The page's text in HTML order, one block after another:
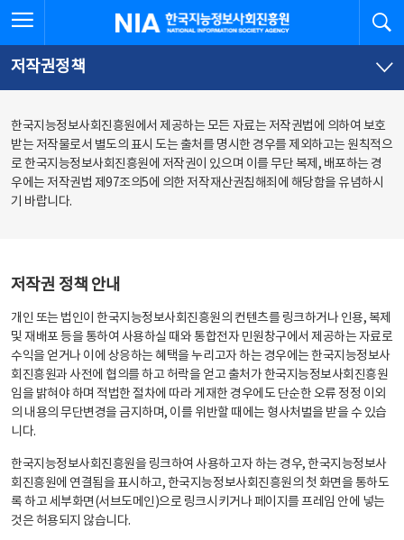
문
로
가
체
뉴
바
가
한국지능정보사회진흥원
저작권정책
한국지능정보사회진흥원에서 제공하는 모든 자료는 저작권법에 의하여 보호
받는 저작물로서 별도의 표시 도는 출처를 명시한 경우를 제외하고는 원칙적으
로 한국지능정보사회진흥원에 저작권이 있으며 이를 무단 복제, 배포하는 경
우에는 저작권법 제97조의5에 의한 저작재산권침해죄에 해당함을 유념하시
기 바랍니다.
저작권 정책 안내
개인 또는 법인이 한국지능정보사회진흥원의 컨텐츠를 링크하거나 인용, 복제
및 재배포 등을 통하여 사용하실 때와 통합전자 민원창구에서 제공하는 자료로
수익을 얻거나 이에 상응하는 혜택을 누리고자 하는 경우에는 한국지능정보사
회진흥원과 사전에 협의를 하고 허락을 얻고 출처가 한국지능정보사회진흥원
임을 밝혀야 하며 적법한 절차에 따라 게재한 경우에도 단순한 오류 정정 이외
의 내용의 무단변경을 금지하며, 이를 위반할 때에는 형사처벌을 받을 수 있습
니다.
한국지능정보사회진흥원을 링크하여 사용하고자 하는 경우, 한국지능정보사
회진흥원에 연결됨을 표시하고, 한국지능정보사회진흥원의 첫 화면을 통하도
록 하고 세부화면(서브도메인)으로 링크시키거나 페이지를 프레임 안에 넣는
것은 허용되지 않습니다.